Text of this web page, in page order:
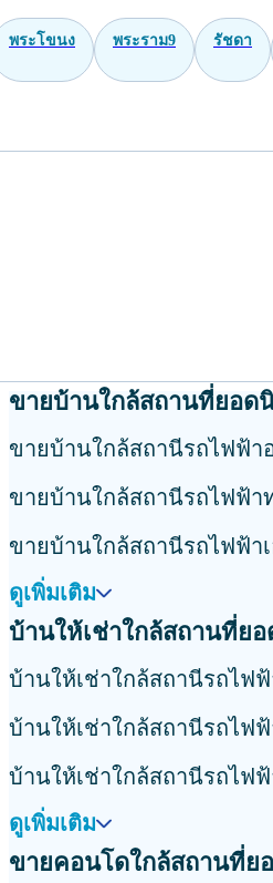
พระโขนง พระราม9 รัชดา
ขายบ้านใกล้สถานที่ยอด
ขายบ้านใกล้สถานีรถไฟฟ้า
ขายบ้านใกล้สถานีรถไฟฟ้า
ขายบ้านใกล้สถานีรถไฟฟ้า
ดูเพิ่มเติม
บ้านให้เช่าใกล้สถานที่ย
บ้านให้เช่าใกล้สถานีรถไฟ
บ้านให้เช่าใกล้สถานีรถไฟ
บ้านให้เช่าใกล้สถานีรถไฟ
ดูเพิ่มเติม
ขายคอนโดใกล้สถานที่ย